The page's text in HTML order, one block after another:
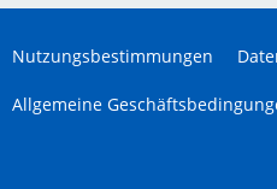
Nutzungsbestimmungen
Allgemeine